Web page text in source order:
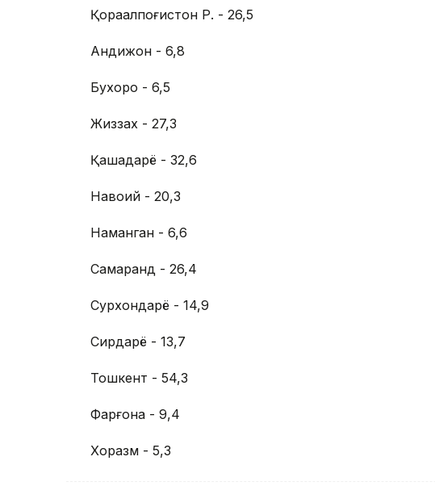
Қорақалпоғистон Р. - 26,5
Андижон - 6,8
Бухоро - 6,5
Жиззах - 27,3
Қашқадарё - 32,6
Навоий - 20,3
Наманган - 6,6
Самарқанд - 26,4
Сурхондарё - 14,9
Сирдарё - 13,7
Тошкент - 54,3
Фарғона - 9,4
Хоразм - 5,3